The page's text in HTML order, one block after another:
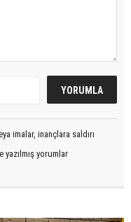
imalar, inançlara saldırı
yorumlar